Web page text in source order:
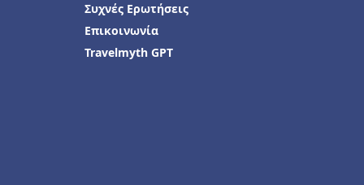
Συχνές Ερωτήσεις
Επικοινωνία
Travelmyth GPT